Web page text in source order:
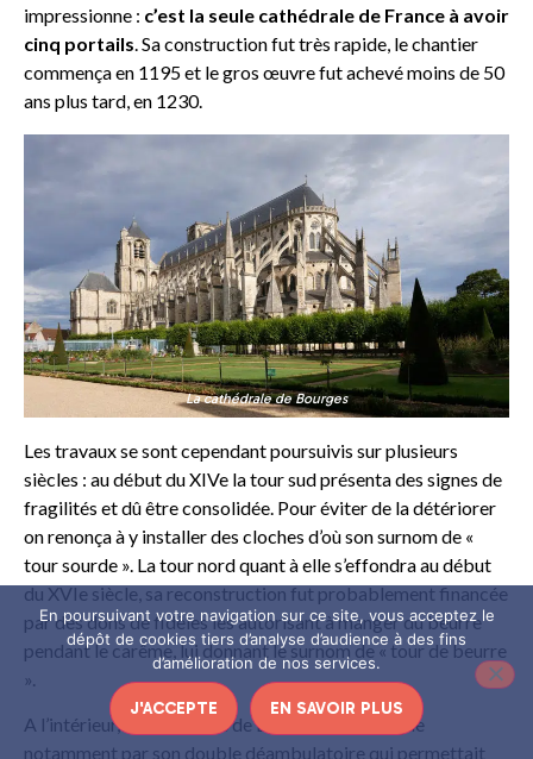
impressionne : c’est la seule cathédrale de France à avoir
cinq portails. Sa construction fut très rapide, le chantier
commença en 1195 et le gros œuvre fut achevé moins de 50
ans plus tard, en 1230.
La cathédrale de Bourges
Les travaux se sont cependant poursuivis sur plusieurs
siècles : au début du XIVe la tour sud présenta des signes de
fragilités et dû être consolidée. Pour éviter de la détériorer
on renonça à y installer des cloches d’où son surnom de «
tour sourde ». La tour nord quant à elle s’effondra au début
du XVIe siècle, sa reconstruction fut probablement financée
par des dons de fidèles les autorisant à manger du beurre
pendant le carême, lui donnant le surnom de « tour de beurre
».
A l’intérieur, la cathédrale de Bourges se distingue
notamment par son double déambulatoire qui permettait
En poursuivant votre navigation sur ce site, vous acceptez le
dépôt de cookies tiers d’analyse d’audience à des fins
d’amélioration de nos services.
J'ACCEPTE EN SAVOIR PLUS